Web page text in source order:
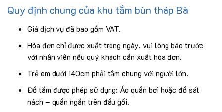
Quy định chung của khu tắm bùn tháp Bà
Giá dịch vụ đã bao gồm VAT.
Hóa đơn chỉ được xuất trong ngày, vui lòng báo trước
với nhân viên nếu quý khách cần xuất hóa đơn.
Trẻ em dưới 140cm phải tắm chung với người lớn.
Đồ tắm được phép sử dụng: Áo quần bơi hoặc đồ sát
nách – quần ngắn trên đầu gối.